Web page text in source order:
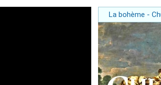
La bohème -